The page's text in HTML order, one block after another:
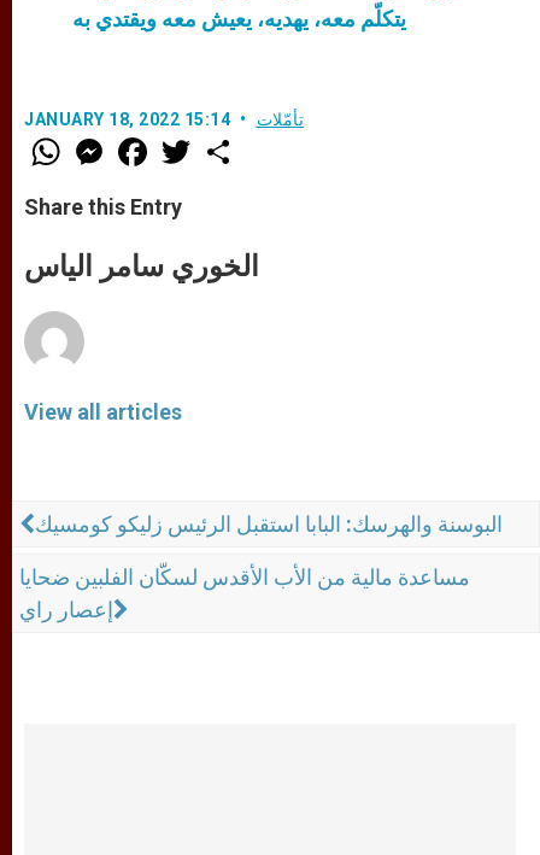
يتكلّم معه، يهديه، يعيش معه ويقتدي به
JANUARY 18, 2022 15:14 تأمّلات
W
h
t
s
p
p
M
e
s
e
e
F
a
e
b
k
w
Share this Entry
الخوري سامر الياس
View all articles
البوسنة والهرسك: البابا استقبل الرئيس زليكو كومسيك
مساعدة مالية من الأب الأقدس لسكّان الفلبين ضحايا
إعصار راي